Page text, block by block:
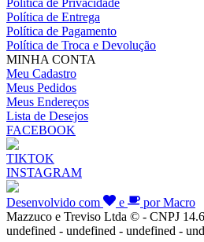
Política de Entrega
Política de Pagamento
Política de Troca e Devolução
MINHA CONTA
Meu Cadastro
Meus Pedidos
Meus Endereços
Lista de Desejos
FACEBOOK
TIKTOK
INSTAGRAM
Desenvolvido com e
por Macro
Mazzuco e Treviso Ltda © - CNPJ
undefined - undefined - undefined -